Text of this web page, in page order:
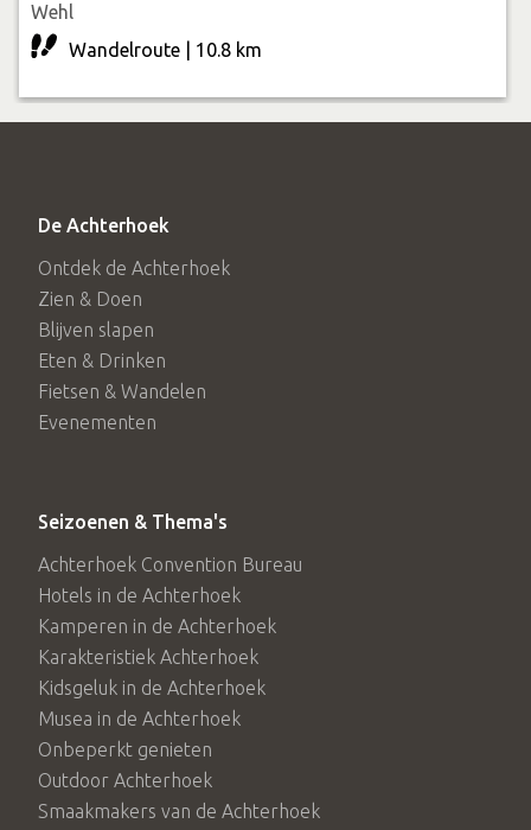
Wehl
Wandelroute | 10.8 km
De Achterhoek
Ontdek de Achterhoek
Zien & Doen
Blijven slapen
Eten & Drinken
Fietsen & Wandelen
Evenementen
Seizoenen & Thema's
Achterhoek Convention Bureau
Hotels in de Achterhoek
Kamperen in de Achterhoek
Karakteristiek Achterhoek
Kidsgeluk in de Achterhoek
Musea in de Achterhoek
Onbeperkt genieten
Outdoor Achterhoek
Smaakmakers van de Achterhoek